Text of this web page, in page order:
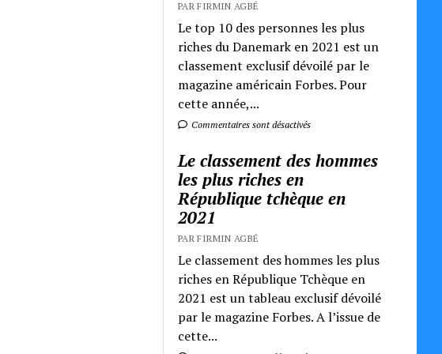
PAR FIRMIN AGBÉ
Le top 10 des personnes les plus
riches du Danemark en 2021 est un
classement exclusif dévoilé par le
magazine américain Forbes. Pour
cette année,...
Commentaires sont désactivés
Le classement des hommes
les plus riches en
République tchèque en
2021
PAR FIRMIN AGBÉ
Le classement des hommes les plus
riches en République Tchèque en
2021 est un tableau exclusif dévoilé
par le magazine Forbes. A l’issue de
cette...